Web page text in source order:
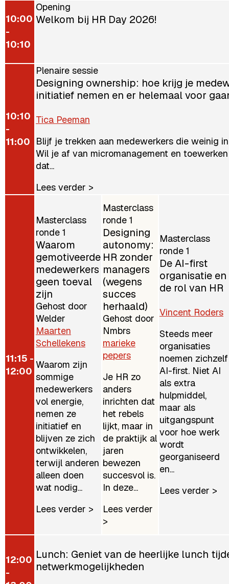
10:00
-
10:10
Opening
Welkom bij HR Day 2026!
10:10
-
11:00
Plenaire sessie
Designing ownership: hoe krijg je
initiatief nemen en er helemaal voor
Tica Peeman
Blijf je trekken aan medewerkers die weinig
Wil je af van micromanagement en
dat...
Lees verder >
11:15 -
12:00
Masterclass
ronde 1
Waarom
gemotiveerde
medewerkers
geen toeval
zijn
Gehost door
Welder
Maarten
Schellekens
Waarom zijn
sommige
medewerkers
vol energie,
nemen ze
initiatief en
blijven ze zich
ontwikkelen,
terwijl anderen
alleen doen
wat nodig...
Lees verder >
Masterclass
ronde 1
Designing
autonomy:
HR zonder
managers
(wegens
succes
herhaald)
Gehost door
Nmbrs
marieke
pepers
Je HR zo
anders
inrichten dat
het rebels
lijkt, maar in
de praktijk al
jaren
bewezen
succesvol is.
In deze...
Lees verder
>
Masterclass
ronde 1
De AI-first
organisatie en
de rol van HR
Vincent Roders
Steeds meer
organisaties
noemen zichzelf
AI-first. Niet AI
als extra
hulpmiddel,
maar als
uitgangspunt
voor hoe werk
wordt
georganiseerd
en...
Lees verder >
12:00
-
Lunch: Geniet van de heerlijke lunch
netwerkmogelijkheden